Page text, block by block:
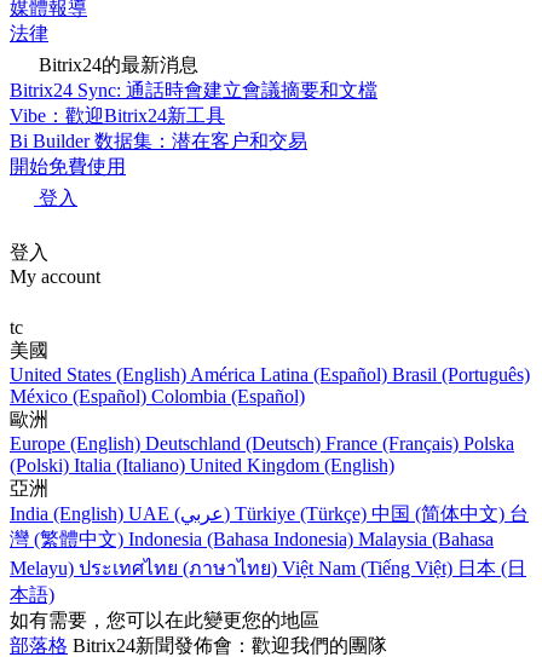
媒體報導
法律
Bitrix24的最新消息
Bitrix24 Sync: 通話時會建立會議摘要和文檔
Vibe：歡迎Bitrix24新工具
Bi Builder 数据集：潜在客户和交易
開始免費使用
登入
登入
My account
tc
美國
United States (English) América Latina (Español) Brasil (Português)
México (Español) Colombia (Español)
歐洲
Europe (English) Deutschland (Deutsch) France (Français) Polska
(Polski) Italia (Italiano) United Kingdom (English)
亞洲
India (English)
UAE (عربي) Türkiye (Türkçe) 中国 (简体中文) 台
灣 (繁體中文) Indonesia (Bahasa Indonesia) Malaysia (Bahasa
Melayu) ประเทศไทย (ภาษาไทย) Việt Nam (Tiếng Việt) 日本 (日
本語)
如有需要，您可以在此變更您的地區
部落格 Bitrix24新聞發佈會：歡迎我們的團隊